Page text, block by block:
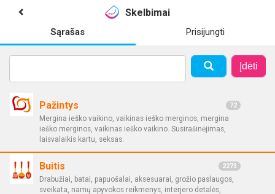
Skelbimai
Sąrašas Prisijungti
Įdėti
Pažintys 72
Mergina ieško vaikino, vaikinas ieško merginos, mergina
ieško merginos, vaikinas ieško vaikino. Susirašinėjimas,
laisvalaikis kartu, seksas.
Buitis 2273
Drabužiai, batai, papuošalai, aksesuarai, grožio paslaugos,
sveikata, namų apyvokos reikmenys, interjero detalės,